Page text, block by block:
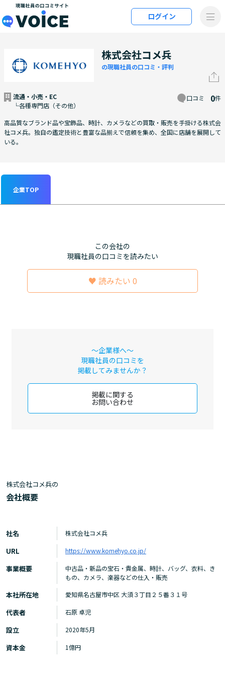
メインコンテンツにスキップ
ログイン
株式会社コメ兵
の現職社員の口コミ・評判
流通・小売・EC
└各種専門店（その他）
口コミ 0件
高品質なブランド品や宝飾品、時計、カメラなどの買取・販売を手掛ける株式会
社コメ兵。独自の鑑定技術と豊富な品揃えで信頼を集め、全国に店舗を展開して
いる。
企業TOP
この会社の
現職社員の口コミを読みたい
♥ 読みたい 0
～企業様へ～
現職社員の口コミを
掲載してみませんか？
掲載に関する
お問い合わせ
株式会社コメ兵の
会社概要
社名 株式会社コメ兵
URL https://www.komehyo.co.jp/
事業概要
中古品・新品の宝石・貴金属、時計、バッグ、衣料、き
もの、カメラ、楽器などの仕入・販売
本社所在地 愛知県名古屋市中区 大須３丁目２５番３１号
代表者 石原 卓児
設立 2020年5月
資本金 1億円